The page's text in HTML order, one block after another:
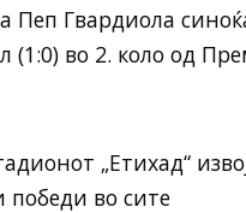
Пеп Гвардиола
(1:0) во 2. коло од
„Етихад“
победи во сите